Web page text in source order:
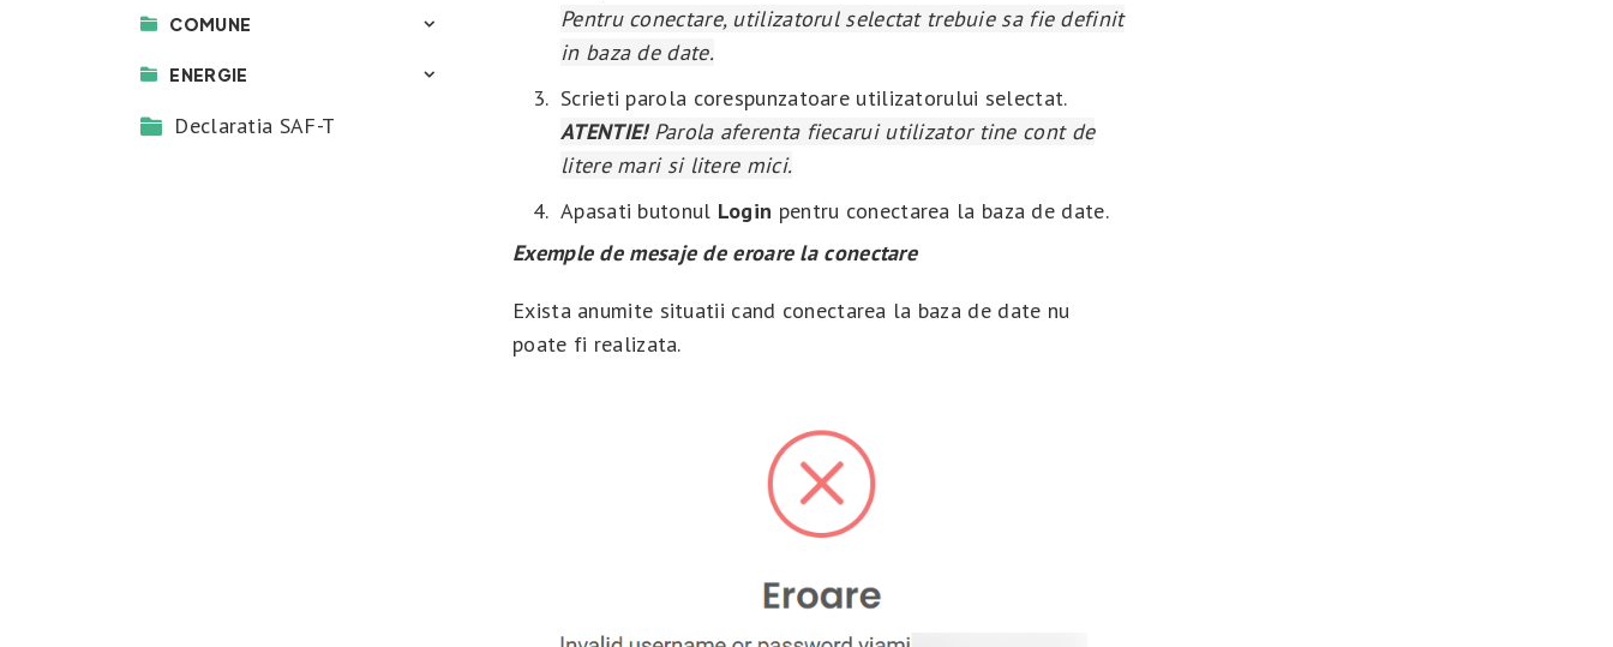
COMUNE
ENERGIE
Declaratia SAF-T
Pentru conectare, utilizatorul selectat trebuie sa fie definit
in baza de date.
Scrieti parola corespunzatoare utilizatorului selectat.
ATENTIE!Parola aferenta fiecarui utilizator tine cont de
litere mari si litere mici.
Apasati butonul Login pentru conectarea la baza de date.
Exemple de mesaje de eroare la conectare
Exista anumite situatii cand conectarea la baza de date nu
poate fi realizata.